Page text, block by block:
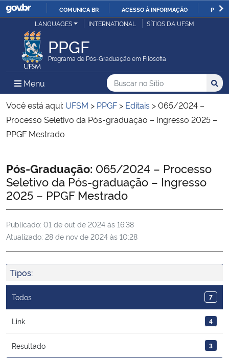
IR
COMUNICA BR ACESSO À INFORMAÇÃO
Ministério da Justiça e Segurança Pública
Ministério da Defesa
Ministério das Relações Exteriores
Ministério da Economia
Ministério da Agricultura, Pecuária e Abastecimento
Ministério da Educação
Ministério da Cidadania
Ministério da Saúde
Ministério da Ciência, Tecnologia, Inovações e Comunicações
Ministério do Meio Ambiente
LANGUAGES INTERNATIONAL SÍTIOS DA UFSM
PPGF
Programa de Pós-Graduação em Filosofia
Menu Menu Principal do Sítio
Busca
Buscar no no Sítio
Busca:
Você está aqui: UFSM > PPGF > Editais >065/2024 –
Processo Seletivo da Pós-graduação – Ingresso 2025 –
PPGF Mestrado
Início do conteúdo
Pós-Graduação: 065/2024 – Processo
Seletivo da Pós-graduação – Ingresso
2025 – PPGF Mestrado
Publicado: 01 de out de 2024 às 16:38
Atualizado: 28 de nov de 2024 às 10:28
Tipos:
Todos 7
Link 4
Resultado 3